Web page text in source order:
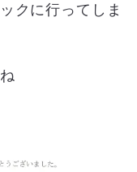
クに行ってしま